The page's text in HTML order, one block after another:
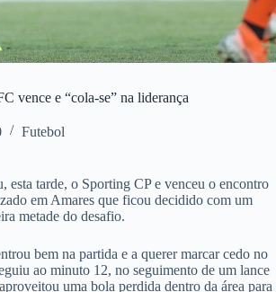
vence e “cola-se” na liderança
Futebol
esta tarde, o Sporting CP e venceu o encontro
em Amares que ficou decidido com um
metade do desafio.
bem na partida e a querer marcar cedo no
ao minuto 12, no seguimento de um lance
uma bola perdida dentro da área para